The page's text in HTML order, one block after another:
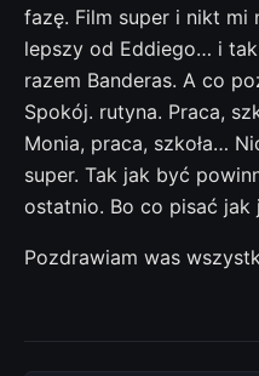
fazę. Film super i nikt mi
lepszy od Eddiego… i
razem Banderas. A co
Spokój. rutyna. Praca,
Monia, praca, szkoła…
super. Tak jak być
ostatnio. Bo co pisać jak
Pozdrawiam was